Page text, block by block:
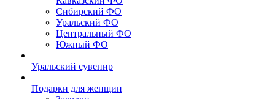
Сибирский ФО
Уральский ФО
Центральный ФО
Южный ФО
Уральский сувенир
Подарки для женщин